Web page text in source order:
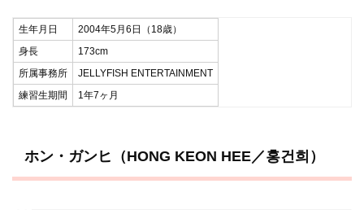
生年月日
2004年5月6日（18歳）
身長
173cm
所属事務所
JELLYFISH ENTERTAINMENT
練習生期間
1年7ヶ月
ホン・ガンヒ（HONG KEON HEE／홍건희）